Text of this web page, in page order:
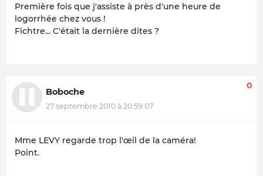
Première fois que j'assiste à près d'une heure de
logorrhée chez vous !
Fichtre... C'était la dernière dites ?
Boboche
27 septembre 2010 à 20:59:07
0
Mme LEVY regarde trop l'œil de la caméra!
Point.